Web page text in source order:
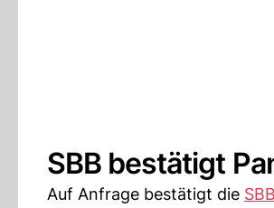
SBB bestätigt
Auf Anfrage bestätigt die SBB